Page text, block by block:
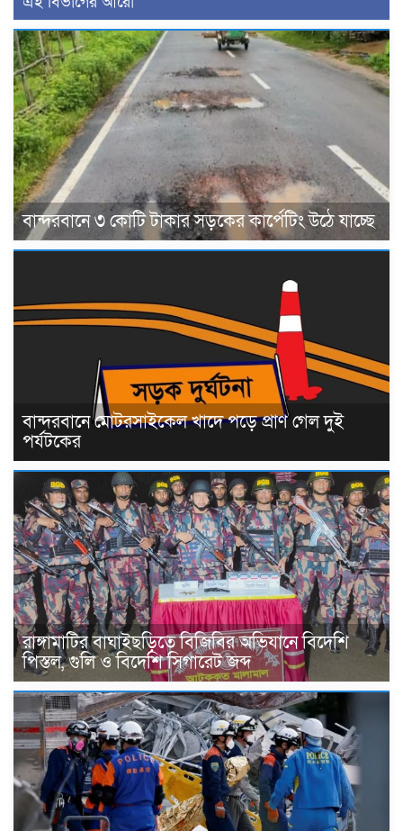
বান্দরবানে ৩ কোটি টাকার সড়কের কার্পেটিং উঠে যাচ্ছে
বান্দরবানে মোটরসাইকেল খাদে পড়ে প্রাণ গেল দুই
পর্যটকের
রাঙ্গামাটির বাঘাইছড়িতে বিজিবির অভিযানে বিদেশি
পিস্তল, গুলি ও বিদেশি সিগারেট জব্দ